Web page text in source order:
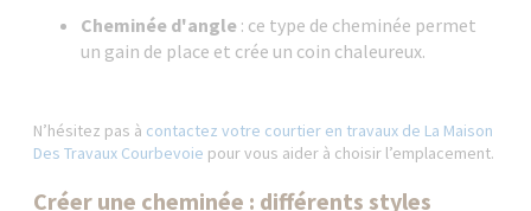
Cheminée d'angle : ce type de cheminée permet
un gain de place et crée un coin chaleureux.
N’hésitez pas à contactez votre courtier en travaux de La Maison
Des Travaux Courbevoie pour vous aider à choisir l’emplacement.
Créer une cheminée : différents styles